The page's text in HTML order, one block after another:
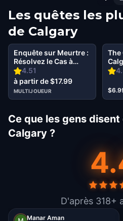
Les quêtes les
de Calgary
4.51
Enquête sur Meurtre :
Résolvez le Cas à
Calgary
à partir de $17.99
MULTIJOUEUR
The
Ce que les gens
Calgary ?
D'après 318+
Manar Aman